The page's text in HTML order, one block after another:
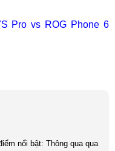
Pro vs ROG Phone 6